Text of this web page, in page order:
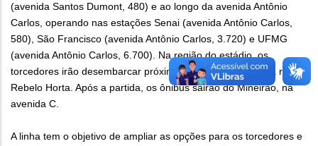
(avenida Santos Dumont, 480) e ao longo da avenida Antônio
Carlos, operando nas estações Senai (avenida Antônio Carlos,
580), São Francisco (avenida Antônio Carlos, 3.720) e UFMG
(avenida Antônio Carlos, 6.700). Na região do estádio, os
torcedores irão desembarcar próximos ao portão Norte, na rua
Rebelo Horta. Após a partida, os ônibus sairão do Mineirão, na
avenida C.
A linha tem o objetivo de ampliar as opções para os torcedores e